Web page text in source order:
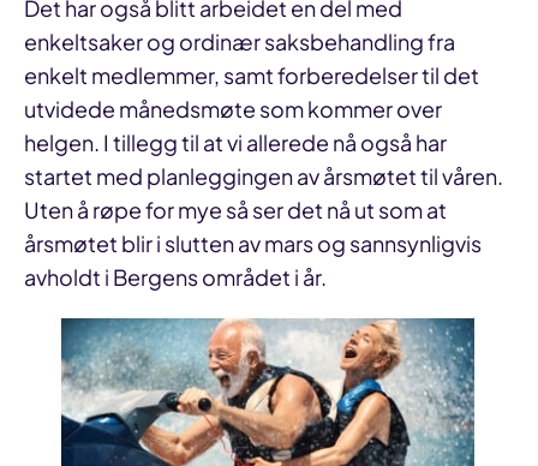
Det har også blitt arbeidet en del med
enkeltsaker og ordinær saksbehandling fra
enkelt medlemmer, samt forberedelser til det
utvidede månedsmøte som kommer over
helgen. I tillegg til at vi allerede nå også har
startet med planleggingen av årsmøtet til våren.
Uten å røpe for mye så ser det nå ut som at
årsmøtet blir i slutten av mars og sannsynligvis
avholdt i Bergens området i år.